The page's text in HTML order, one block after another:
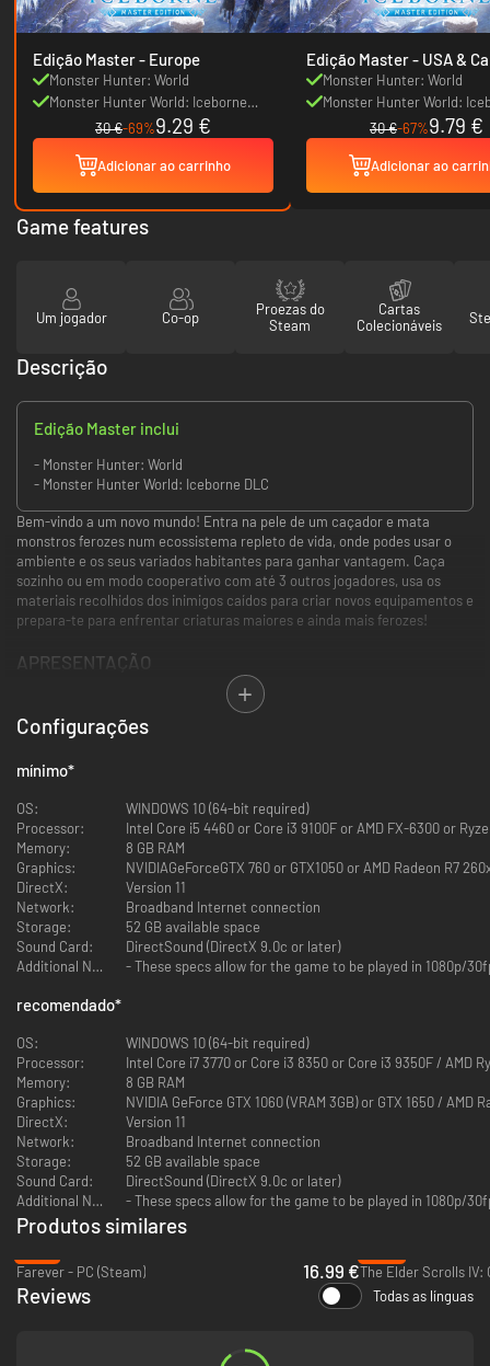
Edição Master - Europe
Monster Hunter: World
Monster Hunter World: Iceborne
30 €-69%9.29 €
Adicionar ao carrinho
Edição Master -
Monster Hunter: World
Monster Hunter World:
30 €-67%9.79 €
Adicionar ao
Game features
Um jogador Co-op
Proezas do
Steam
Cartas
Colecionáveis
Descrição
Edição Master inclui
- Monster Hunter: World
- Monster Hunter World: Iceborne DLC
Bem-vindo a um novo mundo! Entra na pele de um caçador e mata
monstros ferozes num ecossistema repleto de vida, onde podes usar o
ambiente e os seus variados habitantes para ganhar vantagem. Caça
sozinho ou em modo cooperativo com até 3 outros jogadores, usa os
materiais recolhidos dos inimigos caídos para criar novos equipamentos e
prepara-te para enfrentar criaturas maiores e ainda mais ferozes!
APRESENTAÇÃO
Enfrenta monstros gigantescos em cenários épicos.
Enquanto caçador, a tua missão é caçar monstros em todo o tipo de
Enfrenta os monstros e obtém materiais que podes usar para criar armas
e armaduras poderosas, de modo a caçares criaturas cada vez mais
impressionantes.
Monster Hunter: World é o mais recente jogo da série e a derradeira
experiência de caça. Usa todos os recursos à tua disposição para caçar
monstros num mundo a transbordar de surpresas e adrenalina.
Contexto
Uma vez por década, os dragões ancestrais atravessam o mar rumo a um
território ao qual foi dado o nome de Novo Mundo, numa migração
conhecida como a Travessia Ancestral.
De modo a averiguar este misterioso fenómeno, a Guilda formou uma
Comissão de Investigação, cujos membros partiram em grandes números
em direção ao Novo Mundo.
Quando a Comissão envia a sua Quinta Frota em busca do gigantesco
se para partir numa aventura mais extraordinária do que alguma vez
imaginaram.
Configurações
mínimo*
OS:
WINDOWS 10 (64-bit required)
Processor:
Intel Core i5 4460 or Core i3 9100F or AMD FX-6300 or
Memory:
8 GB RAM
Graphics:
NVIDIAGeForceGTX 760 or GTX1050 or AMD Radeon R7
DirectX:
Version 11
Network:
Broadband Internet connection
Storage:
52 GB available space
Sound Card:
DirectSound (DirectX 9.0c or later)
Additional Notes:
- These specs allow for the game to be played in 1080p/
recomendado*
OS:
WINDOWS 10 (64-bit required)
Processor:
Intel Core i7 3770 or Core i3 8350 or Core i3 9350F / AMD
Memory:
8 GB RAM
Graphics:
NVIDIA GeForce GTX 1060 (VRAM 3GB) or GTX 1650 / AMD
DirectX:
Version 11
Network:
Broadband Internet connection
Storage:
52 GB available space
Sound Card:
DirectSound (DirectX 9.0c or later)
Additional Notes:
- These specs allow for the game to be played in 1080p/
Produtos similares
Farever - PC (Steam)
16.99 €
Reviews Todas as línguas